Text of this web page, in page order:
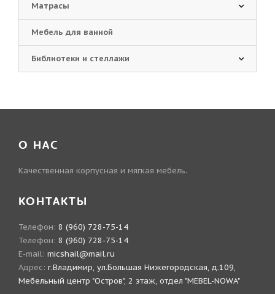
Матрасы
Мебель для ванной
Библиотеки и стеллажи
О НАС
Качественная корпусная и мягкая мебель.
КОНТАКТЫ
Телефон: 8 (960) 728-75-14
Телефон: 8 (960) 728-75-14
E-mail: micshail@mail.ru
Адрес: г.Владимир, ул.Большая Нижегородская, д.109,
Мебельный центр "Остров", 2 этаж, отдел "MEBEL-NOWA"